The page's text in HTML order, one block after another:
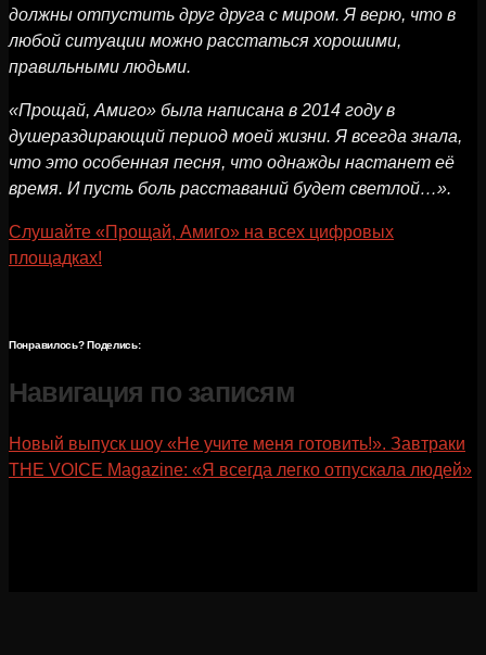
должны отпустить друг друга с миром. Я верю, что в
любой ситуации можно расстаться хорошими,
правильными людьми.
«Прощай, Амиго» была написана в 2014 году в
душераздирающий период моей жизни. Я всегда знала,
что это особенная песня, что однажды настанет её
время. И пусть боль расставаний будет светлой…».
Слушайте «Прощай, Амиго» на всех цифровых
площадках!
Понравилось? Поделись:
Навигация по записям
Новый выпуск шоу «Не учите меня готовить!». Завтраки
THE VOICE Magazine: «Я всегда легко отпускала людей»